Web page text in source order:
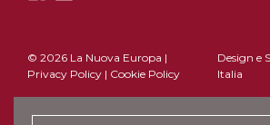
© 2026 La Nuova Europa |
Privacy Policy | Cookie Policy
Design e
Italia